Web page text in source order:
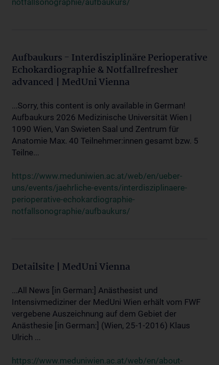
notfallsonographie/aufbaukurs/
Aufbaukurs - Interdisziplinäre Perioperative
Echokardiographie & Notfallrefresher
advanced | MedUni Vienna
...Sorry, this content is only available in German!
Aufbaukurs 2026 Medizinische Universität Wien |
1090 Wien, Van Swieten Saal und Zentrum für
Anatomie Max. 40 Teilnehmer:innen gesamt bzw. 5
Teilne...
https://www.meduniwien.ac.at/web/en/ueber-
uns/events/jaehrliche-events/interdisziplinaere-
perioperative-echokardiographie-
notfallsonographie/aufbaukurs/
Detailsite | MedUni Vienna
...All News [in German:] Anästhesist und
Intensivmediziner der MedUni Wien erhält vom FWF
vergebene Auszeichnung auf dem Gebiet der
Anästhesie [in German:] (Wien, 25-1-2016) Klaus
Ulrich ...
https://www.meduniwien.ac.at/web/en/about-